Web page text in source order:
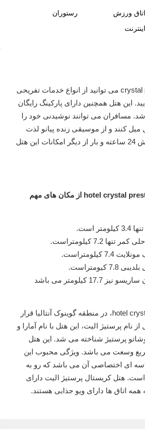
اتاق ورزش
رستوران
اینترنت
در هتل crystal prestige elite می توانید از انواع خدمات تفریحی
این هتل همچنین دارای پارکینگ رایگان
مسافران می توانند نوشیدنی خود را
میل کنند و از موسیقی زنده پیانو لذت
ببرند. آسانسور، پذیرش 24 ساعته و بار از دیگر امکانات این هتل
فاصله هتل hotel crystal prestige elite از مکان های مهم
است.
7.2 کیلومتراست.
کیلومتراست.
کیومتراست.
17.7 کیلومتر می باشد
هتل hotel crystal prestige elite، در منطقه گوینوک آنتالیا قرار
نام پرستیژ الیت، این هتل با نام آمارا و
پرستیژ شناخته می شد. این هتل
مترمربع وسعت می باشد. ویژگی محبوب این
ای اختصاصی آن می باشد که رو به
هتل کریستال پرستیژ الیت دارای